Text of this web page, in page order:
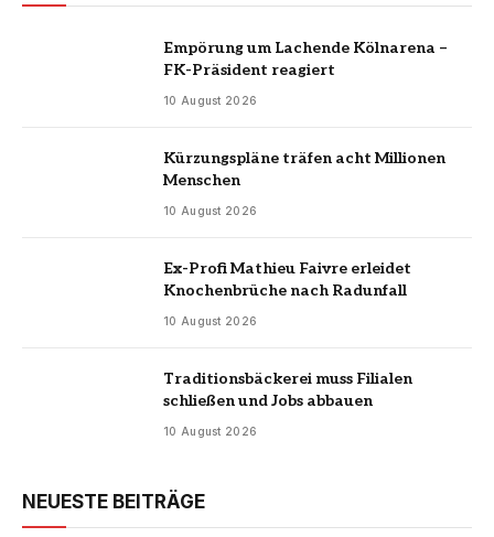
Empörung um Lachende Kölnarena –
FK-Präsident reagiert
10 August 2026
Kürzungspläne träfen acht Millionen
Menschen
10 August 2026
Ex-Profi Mathieu Faivre erleidet
Knochenbrüche nach Radunfall
10 August 2026
Traditionsbäckerei muss Filialen
schließen und Jobs abbauen
10 August 2026
NEUESTE BEITRÄGE